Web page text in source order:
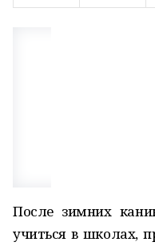
После зимних
учиться в школах,